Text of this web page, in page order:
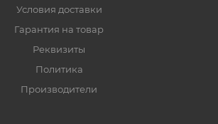
Условия доставки
Гарантия на товар
Реквизиты
Политика
Производители